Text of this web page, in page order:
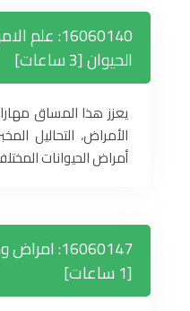
16060140:
الحيوان [3 ساعات]
يعزز هذا المساق
الأمراض، التحاليل
أمراض الحيوانات
16060147:
[1 ساعات]